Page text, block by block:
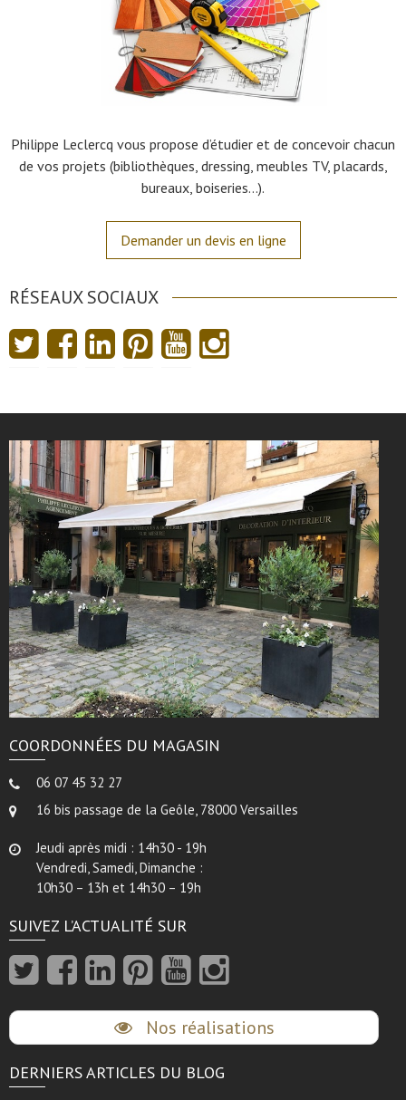
Philippe Leclercq vous propose d’étudier et de concevoir chacun
de vos projets (bibliothèques, dressing, meubles TV, placards,
bureaux, boiseries…).
Demander un devis en ligne
RÉSEAUX SOCIAUX
COORDONNÉES DU MAGASIN
06 07 45 32 27
16 bis passage de la Geôle, 78000 Versailles
Jeudi après midi : 14h30 - 19h
Vendredi, Samedi, Dimanche :
10h30 – 13h et 14h30 – 19h
SUIVEZ L’ACTUALITÉ SUR
Nos réalisations
DERNIERS ARTICLES DU BLOG